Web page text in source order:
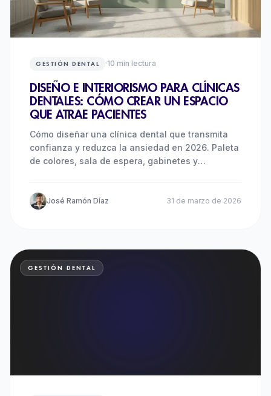
GESTIÓN DENTAL ·10 min lectura
DISEÑO E INTERIORISMO PARA CLÍNICAS
DENTALES: CÓMO CREAR UN ESPACIO
QUE ATRAE PACIENTES
Cómo diseñar una clínica dental que transmita
confianza y reduzca la ansiedad en 2026. Paleta
de colores, sala de espera, gabinetes y
José Ramón Díaz 31 de marzo de 2026
GESTIÓN DENTAL